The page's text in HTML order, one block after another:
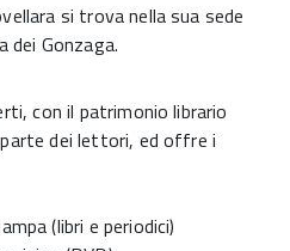
si trova nella sua sede
dei Gonzaga.
con il patrimonio librario
dei lettori, ed offre i
(libri e periodici)